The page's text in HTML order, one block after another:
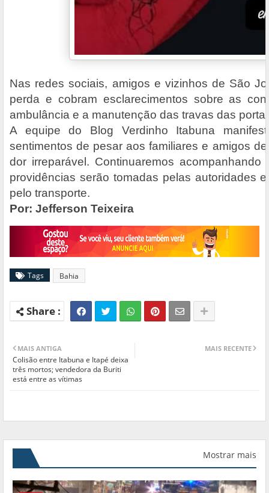
Nas redes sociais, amigos e vizinhos de São
perda e cobram esclarecimentos sobre as
ambulância e a manutenção das travas das
A equipe do Blog Verdinho Itabuna
sentimentos de pesar aos familiares e amigos
dor irreparável. Continuaremos
providências serão tomadas pelas autoridades
pelo transporte.
Por: Jefferson Teixeira
Tags Bahia
MAIS RECENTE
MAIS ANTIGA
Colisão entre Itabuna e Itapé deixa
três mortos; vendedora da Buriti
está entre as vítimas
Mostrar mais